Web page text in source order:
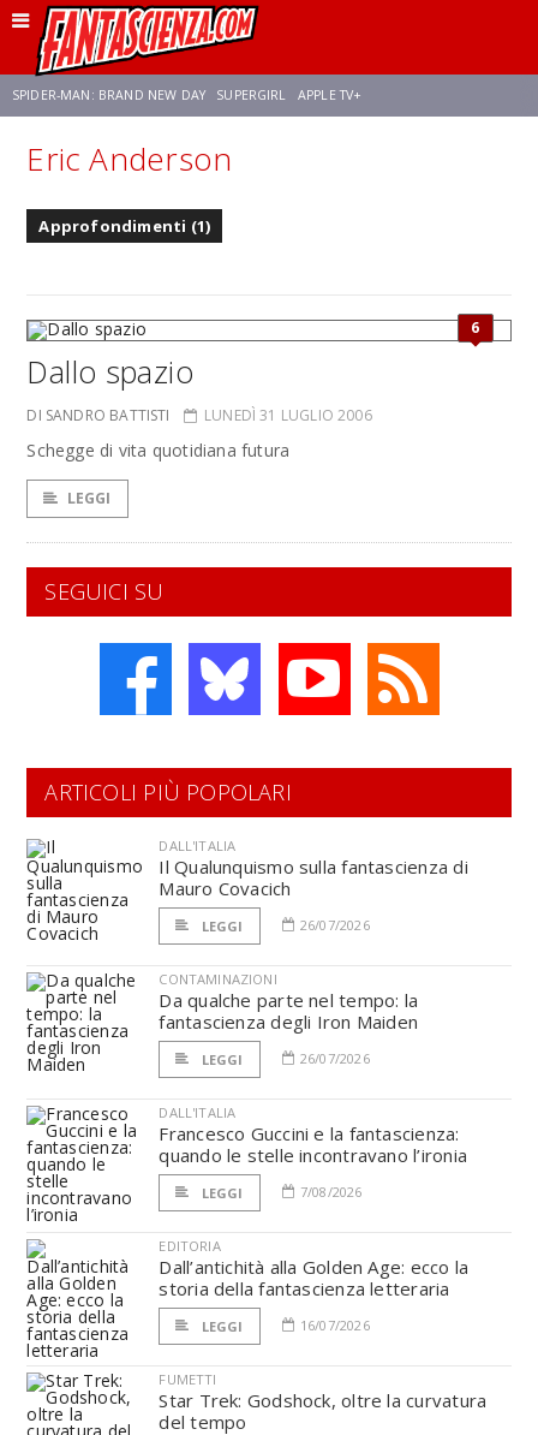
SPIDER-MAN: BRAND NEW DAY SUPERGIRL APPLE TV+
FRANCO RICCIARDIELLO ZENDAYA
Eric Anderson
Approfondimenti (1)
6
Dallo spazio
DI SANDRO BATTISTI LUNEDÌ 31 LUGLIO 2006
Schegge di vita quotidiana futura
LEGGI
SEGUICI SU
ARTICOLI PIÙ POPOLARI
DALL'ITALIA
Il Qualunquismo sulla fantascienza di
Mauro Covacich
LEGGI 26/07/2026
CONTAMINAZIONI
Da qualche parte nel tempo: la
fantascienza degli Iron Maiden
LEGGI 26/07/2026
DALL'ITALIA
Francesco Guccini e la fantascienza:
quando le stelle incontravano l’ironia
LEGGI 7/08/2026
EDITORIA
Dall’antichità alla Golden Age: ecco la
storia della fantascienza letteraria
LEGGI 16/07/2026
FUMETTI
Star Trek: Godshock, oltre la curvatura
del tempo